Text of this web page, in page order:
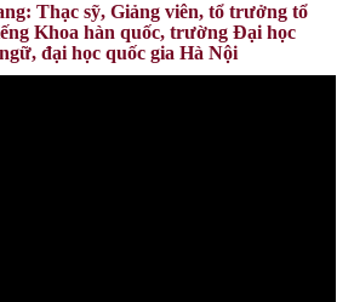
Thạc sỹ, Giảng viên, tổ trưởng tổ
Khoa hàn quốc, trường Đại học
đại học quốc gia Hà Nội